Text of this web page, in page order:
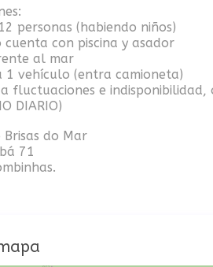
personas (habiendo niños)
cuenta con piscina y asador
al mar
1 vehículo (entra camioneta)
fluctuaciones e indisponibilidad,
DIARIO)
Brisas do Mar
71